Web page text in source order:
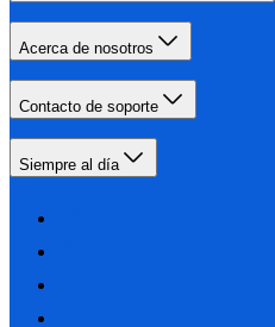
Acerca de nosotros
Contacto de soporte
Siempre al día